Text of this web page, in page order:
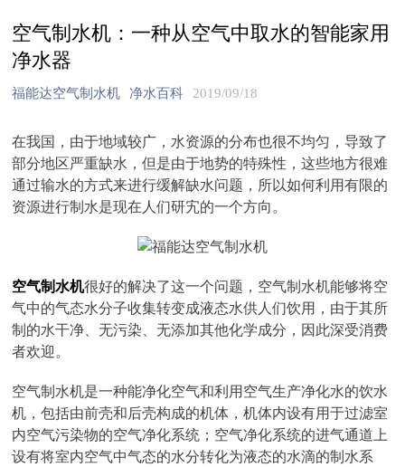
空气制水机：一种从空气中取水的智能家用
净水器
福能达空气制水机 净水百科 2019/09/18
在我国，由于地域较广，水资源的分布也很不均匀，导致了
部分地区严重缺水，但是由于地势的特殊性，这些地方很难
通过输水的方式来进行缓解缺水问题，所以如何利用有限的
资源进行制水是现在人们研宄的一个方向。
空气制水机很好的解决了这一个问题，空气制水机能够将空
气中的气态水分子收集转变成液态水供人们饮用，由于其所
制的水干净、无污染、无添加其他化学成分，因此深受消费
者欢迎。
空气制水机是一种能净化空气和利用空气生产净化水的饮水
机，包括由前壳和后壳构成的机体，机体内设有用于过滤室
内空气污染物的空气净化系统；空气净化系统的进气通道上
设有将室内空气中气态的水分转化为液态的水滴的制水系